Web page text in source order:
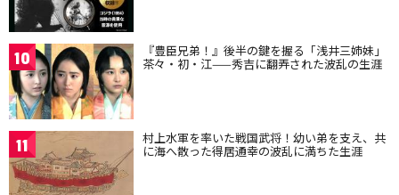
10 『豊臣兄弟！』後半の鍵を握る「浅井三姉妹」
茶々・初・江——秀吉に翻弄された波乱の生涯
11 村上水軍を率いた戦国武将！幼い弟を支え、共
に海へ散った得居通幸の波乱に満ちた生涯